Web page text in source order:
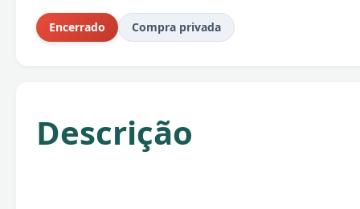
Encerrado Compra privada
Descrição